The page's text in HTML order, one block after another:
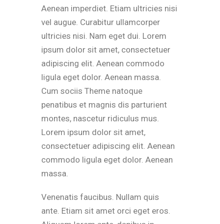
Aenean imperdiet. Etiam ultricies nisi
vel augue. Curabitur ullamcorper
ultricies nisi. Nam eget dui. Lorem
ipsum dolor sit amet, consectetuer
adipiscing elit. Aenean commodo
ligula eget dolor. Aenean massa.
Cum sociis Theme natoque
penatibus et magnis dis parturient
montes, nascetur ridiculus mus.
Lorem ipsum dolor sit amet,
consectetuer adipiscing elit. Aenean
commodo ligula eget dolor. Aenean
massa.
Venenatis faucibus. Nullam quis
ante. Etiam sit amet orci eget eros.